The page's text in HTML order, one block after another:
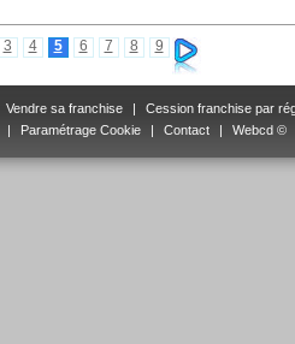
3 4 5 6 7 8 9
Vendre sa franchise
Cession franchise par
Paramétrage Cookie Contact Webcd ©